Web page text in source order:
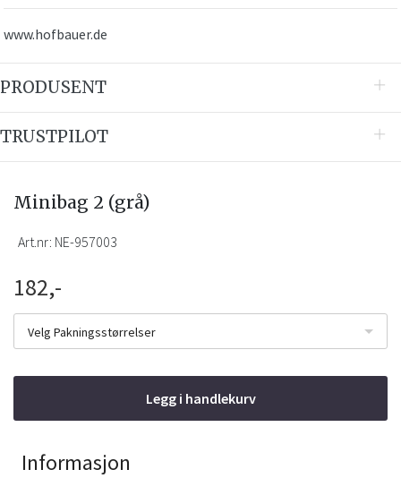
www.hofbauer.de
PRODUSENT
TRUSTPILOT
Minibag 2 (grå)
Art.nr: NE-957003
182,-
Velg Pakningsstørrelser
Legg i handlekurv
Informasjon